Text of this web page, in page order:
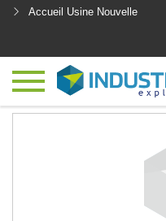
Accueil Usine Nouvelle